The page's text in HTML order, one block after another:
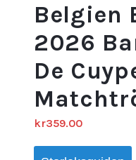
Belgien
2026
De
kr359.00